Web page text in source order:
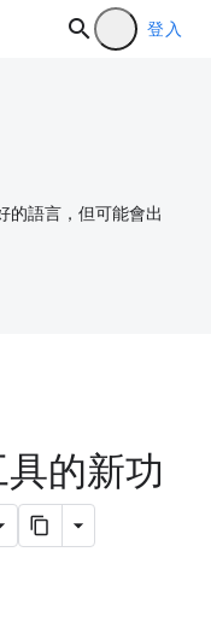
登入
的語言，但可能會出
的新功